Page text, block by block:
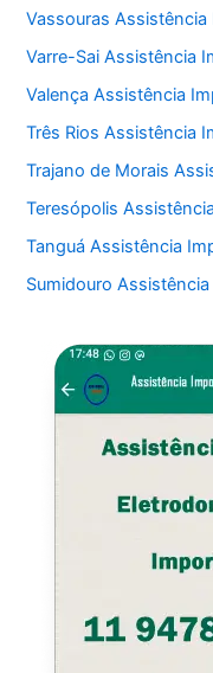
Vassouras
Varre-Sai Assistência
Valença Assistência
Três Rios Assistência
Trajano de Morais
Teresópolis
Tanguá Assistência
Sumidouro